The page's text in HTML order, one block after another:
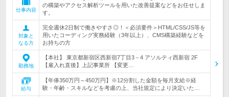
仕事内容
の構築やアクセス解析ツールを用いた改善提案などをお任せしま
す。
対象と
なる方
完全週休2日制で働きやすさ◎！＜必須要件＞HTML/CSS/JS等を
用いたコーディング実務経験（3年以上）、CMS構築経験などを
お持ちの方
勤務地
【本社】 東京都新宿区西新宿7丁目3－4 アソルティ西新宿 2F
【雇入れ直後】上記事業所 【変更…
給与
【年俸350万円～450万円】※12分割した金額を毎月支給※経
験・年齢・スキルなどを考慮の上、当社規定により決定いた…